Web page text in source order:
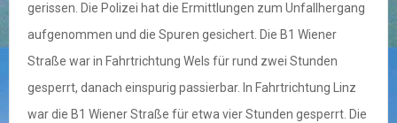
gerissen. Die Polizei hat die Ermittlungen zum Unfallhergang
aufgenommen und die Spuren gesichert. Die B1 Wiener
Straße war in Fahrtrichtung Wels für rund zwei Stunden
gesperrt, danach einspurig passierbar. In Fahrtrichtung Linz
war die B1 Wiener Straße für etwa vier Stunden gesperrt. Die